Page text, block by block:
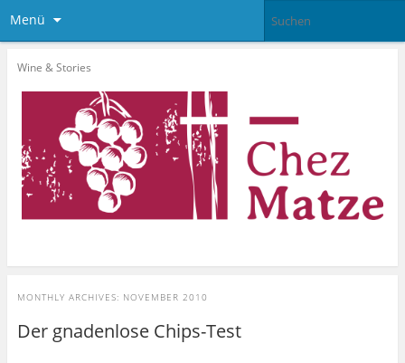
Menü
Wine & Stories
MONTHLY ARCHIVES: NOVEMBER 2010
Der gnadenlose Chips-Test